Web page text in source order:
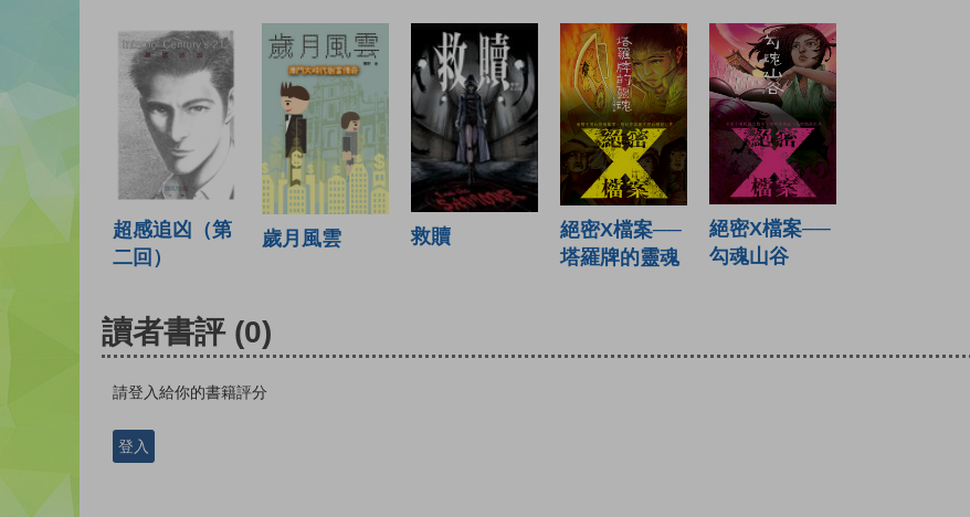
超感追凶（第
二回）
歲月風雲 救贖
絕密X檔案──
塔羅牌的靈魂
絕密X檔案──
勾魂山谷
讀者書評 (0)
請登入給你的書籍評分
登入